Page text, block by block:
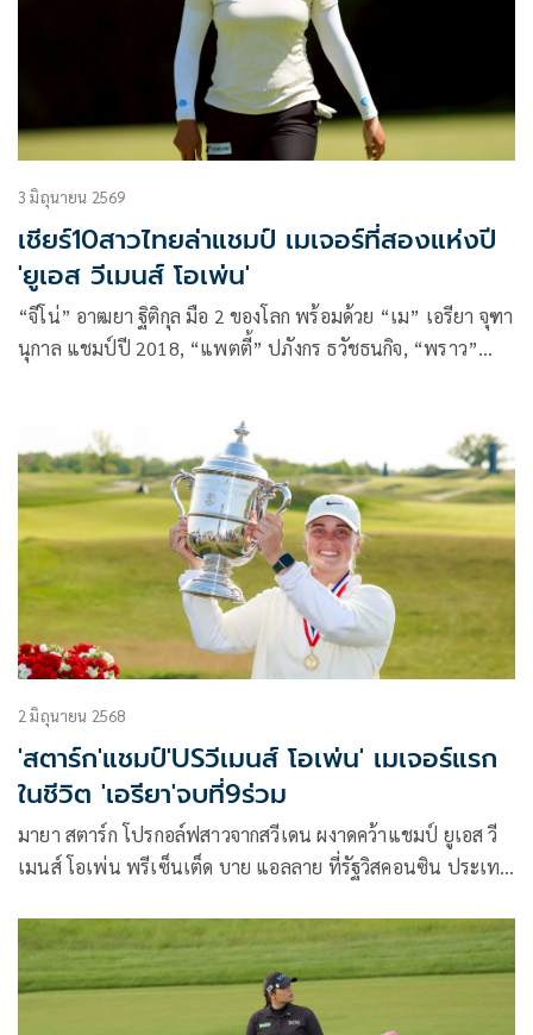
3 มิถุนายน 2569
เชียร์10สาวไทยล่าแชมป์ เมเจอร์ที่สองแห่งปี
'ยูเอส วีเมนส์ โอเพ่น'
“จีโน่” อาฒยา ฐิติกุล มือ 2 ของโลก พร้อมด้วย “เม” เอรียา จุฑา
นุกาล แชมป์ปี 2018, “แพตตี้” ปภังกร ธวัชธนกิจ, “พราว”
“ยูเอส วีเมนส์ โอเพ่น” เมเจอร์ที่สองแห่งปี ที่รัฐแคลิฟอร์เนีย
ประเทศสหรัฐอเมริกา ระหว่างวันที่ 4-7 มิถุนายนนี้ ชิงเงินรางวัล
รวม 12 ล้านดอลลาร์สหรัฐ หรือราว 390.7 ล้านบาท
2 มิถุนายน 2568
'สตาร์ก'แชมป์'USวีเมนส์ โอเพ่น' เมเจอร์แรก
ในชีวิต 'เอรียา'จบที่9ร่วม
มายา สตาร์ก โปรกอล์ฟสาวจากสวีเดน ผงาดคว้าแชมป์ ยูเอส วี
เมนส์ โอเพ่น พรีเซ็นเต็ด บาย แอลลาย ที่รัฐวิสคอนซิน ประเทศ
เสียโบกี้ในสองหลุมสุดท้าย แต่ยังคงมีคะแนนเหนือกว่า เนลลี
คอร์ดา มือ 1 ของโลกชาวอเมริกัน และ ริโอะ ทาเคดะ จากญี่ปุ่น
อยู่ 2 สโตรก นับเป็นแชมป์เมเจอร์แรกในชีวิต และเป็นการก้าว
ตามรอยรุ่นพี่ร่วมชาติอย่าง อันนิกา โซเรนสตัม และ ลีเซลอตต์